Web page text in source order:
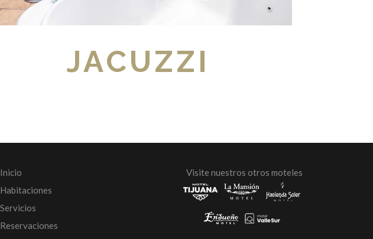
JACUZZI
Inicio
Habitaciones
Servicios
Reservaciones
Visite nuestros otros moteles